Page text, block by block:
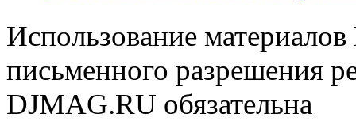
Использование
письменного разрешения
DJMAG.RU обязательна